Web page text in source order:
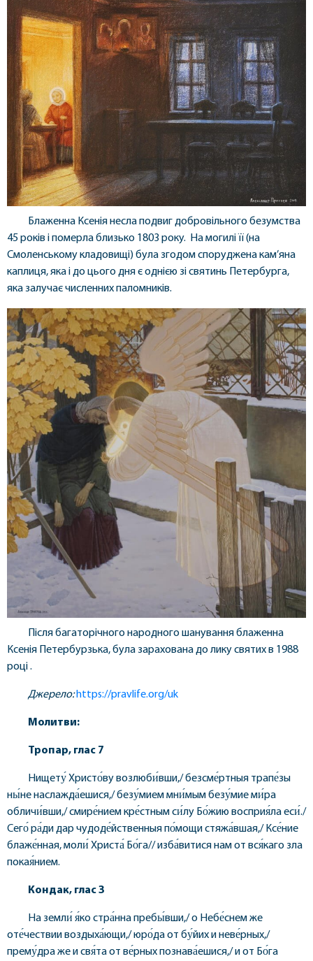
Блаженна Ксенія несла подвиг добровільного безумства
45 років і померла близько 1803 року. На могилі її (на
Смоленському кладовищі) була згодом споруджена кам’яна
каплиця, яка і до цього дня є однією зі святинь Петербурга,
яка залучає численних паломників.
Після багаторічного народного шанування блаженна
Ксенія Петербурзька, була зарахована до лику святих в 1988
році .
Джерело:https://pravlife.org/uk
Молитви:
Тропар, глас 7
Нищету́ Христо́ву возлюби́вши,/ безсме́ртныя трапе́зы
ны́не наслажда́ешися,/ безу́мием мни́мым безу́мие ми́ра
обличи́вши,/ смире́нием кре́стным си́лу Бо́жию восприя́ла еси́./
Сего́ ра́ди дар чудоде́йственныя по́мощи стяжа́вшая,/ Ксе́ние
блаже́нная, моли́ Христа́ Бо́га// изба́витися нам от вся́каго зла
покая́нием.
Кондак, глас 3
На земли́ я́ко стра́нна пребы́вши,/ о Небе́снем же
оте́чествии воздыха́ющи,/ юро́да от бу́йих и неве́рных,/
прему́дра же и свя́та от ве́рных познава́ешися,/ и от Бо́га